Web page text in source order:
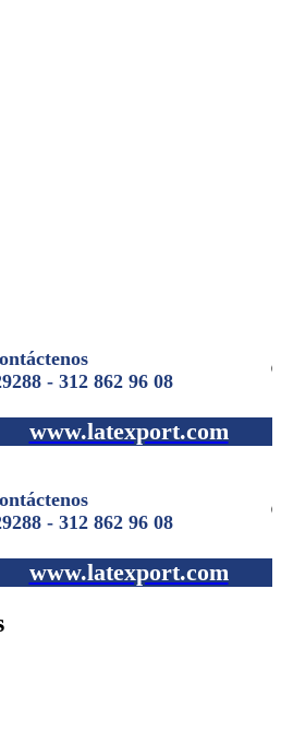
- 312 862 96 08
www.latexport.com
- 312 862 96 08
www.latexport.com